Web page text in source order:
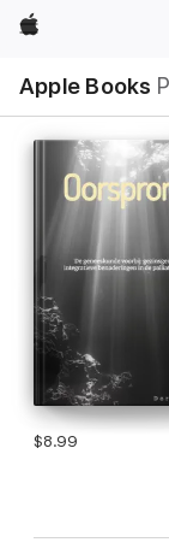
Apple
Apple Books
Nav
Open
Menu
$8.99